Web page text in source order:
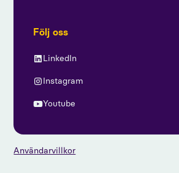
Följ oss
LinkedIn
Instagram
Youtube
Användarvillkor